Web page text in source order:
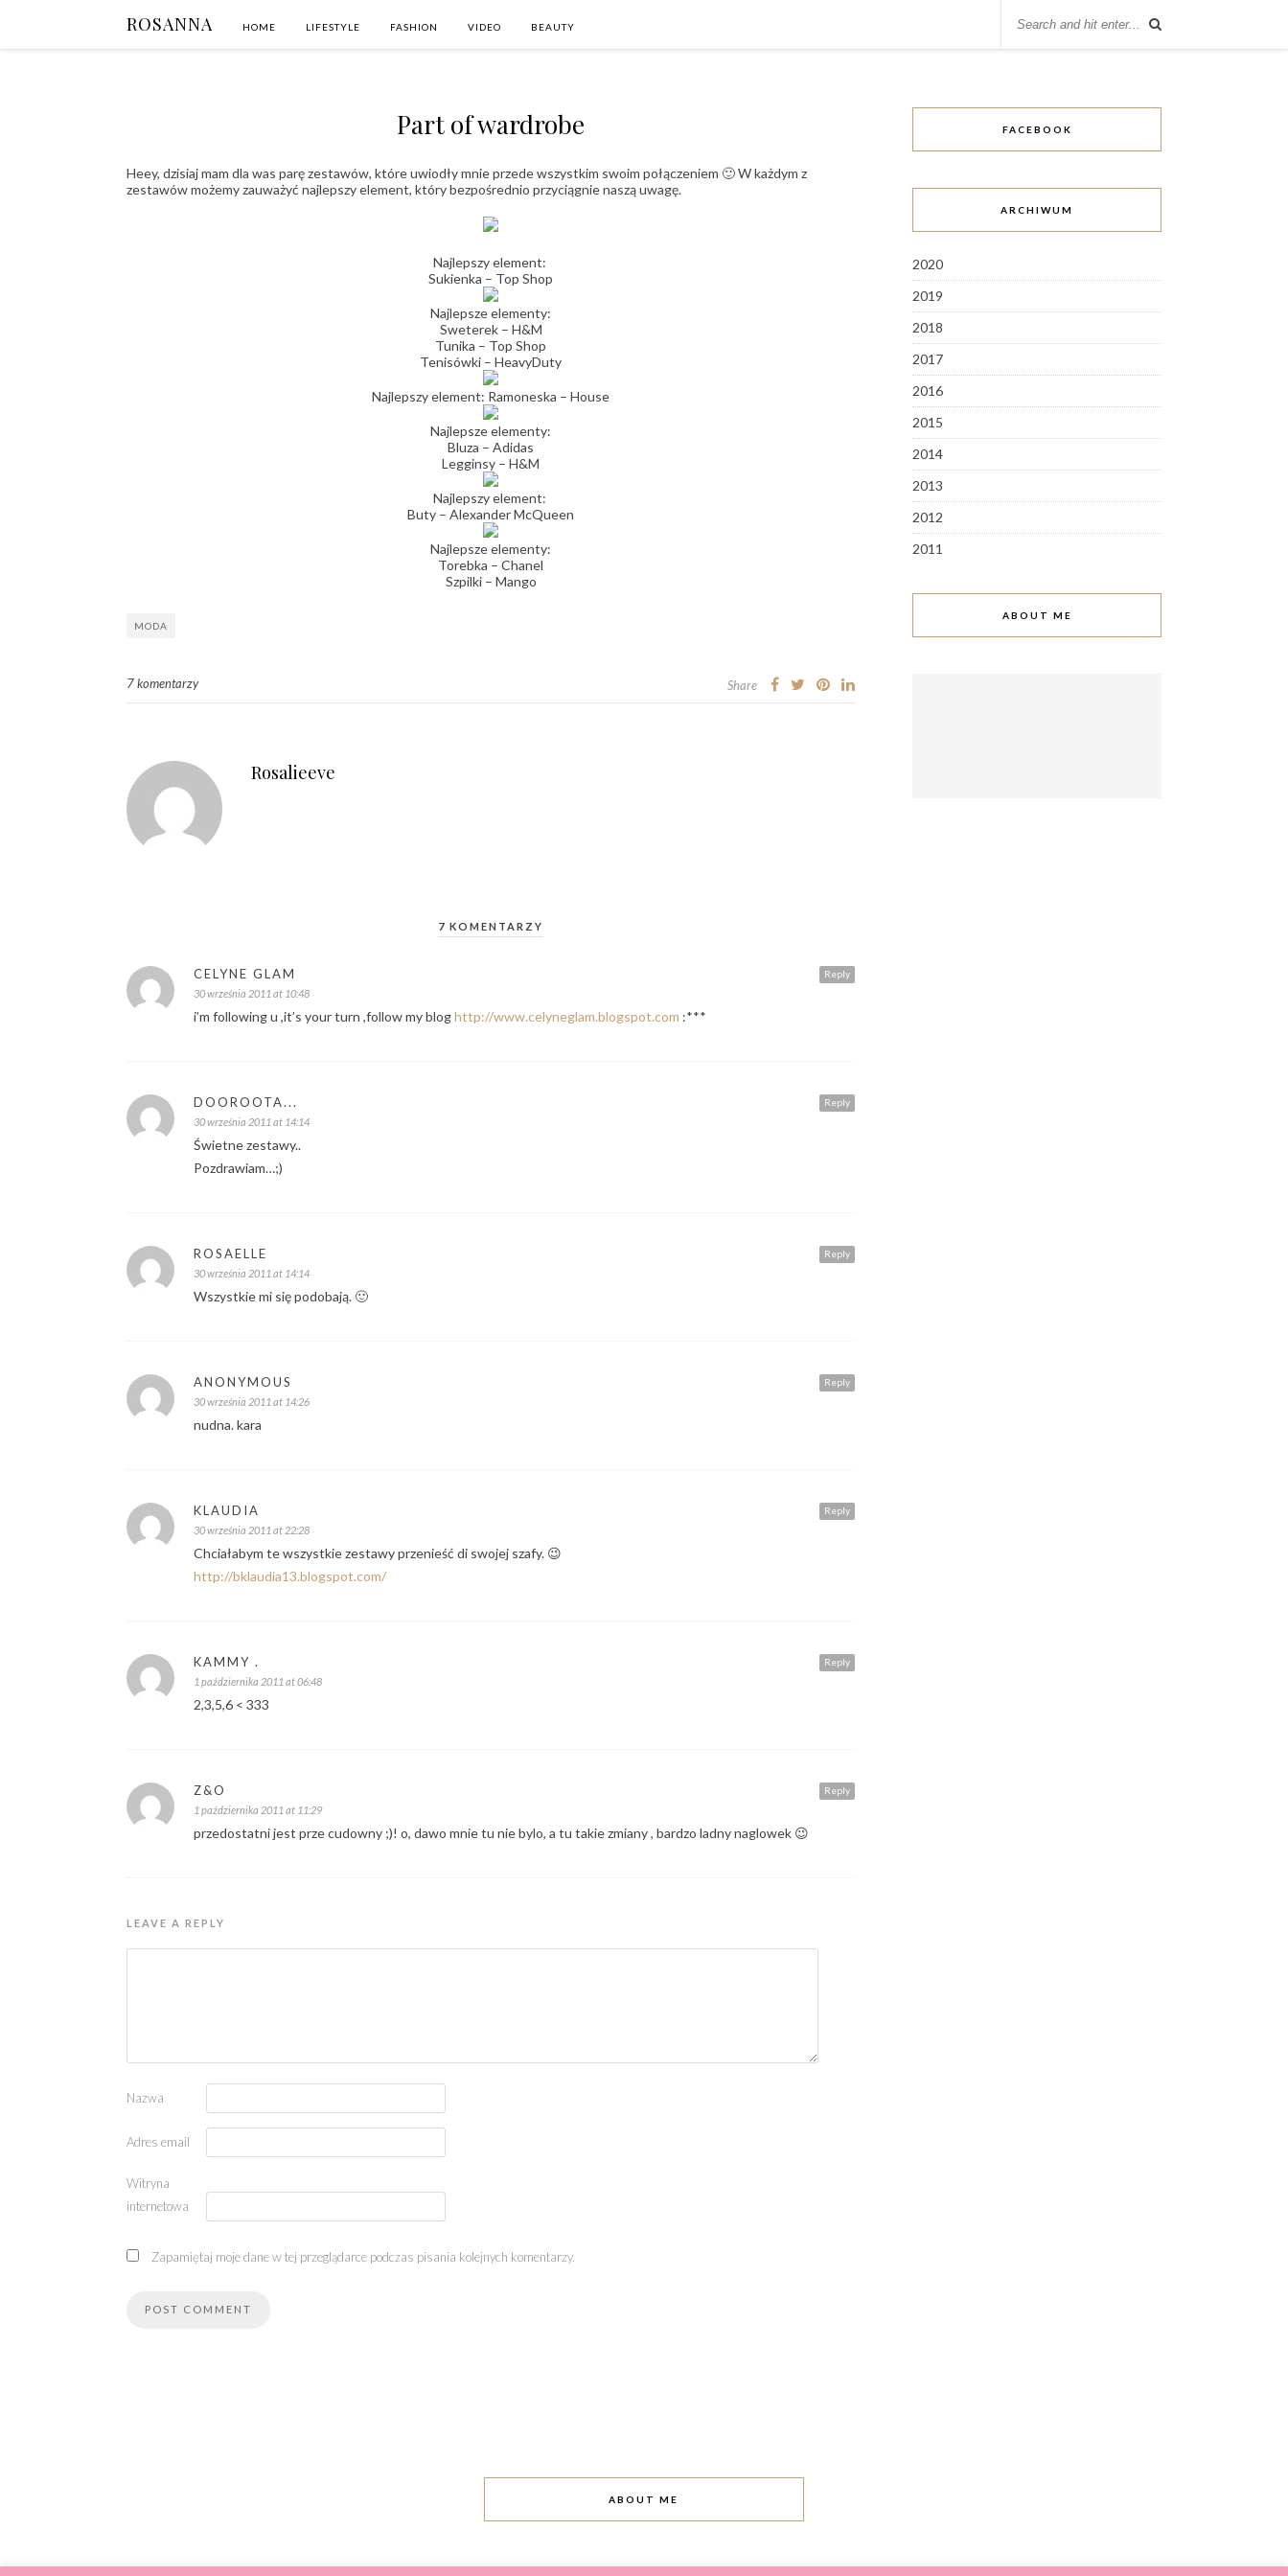
ROSANNA HOME LIFESTYLE FASHION VIDEO BEAUTY
Part of wardrobe
Heey, dzisiaj mam dla was parę zestawów, które uwiodły mnie przede wszystkim swoim połączeniem 🙂 W każdym z
zestawów możemy zauważyć najlepszy element, który bezpośrednio przyciągnie naszą uwagę.
Najlepszy element:
Sukienka – Top Shop
Najlepsze elementy:
Sweterek – H&M
Tunika – Top Shop
Tenisówki – HeavyDuty
Najlepszy element: Ramoneska – House
Najlepsze elementy:
Bluza – Adidas
Legginsy – H&M
Najlepszy element:
Buty – Alexander McQueen
Najlepsze elementy:
Torebka – Chanel
Szpilki – Mango
MODA
7 komentarzy Share
Rosalieeve
7 KOMENTARZY
Reply
CELYNE GLAM
30 września 2011 at 10:48
i’m following u ,it’s your turn ,follow my bloghttp://www.celyneglam.blogspot.com :***
Reply
DOOROOTA...
30 września 2011 at 14:14
Świetne zestawy..
Pozdrawiam…;)
Reply
ROSAELLE
30 września 2011 at 14:14
Wszystkie mi się podobają. 🙂
Reply
ANONYMOUS
30 września 2011 at 14:26
nudna. kara
Reply
KLAUDIA
30 września 2011 at 22:28
Chciałabym te wszystkie zestawy przenieść di swojej szafy. 😉
http://bklaudia13.blogspot.com/
Reply
KAMMY .
1 października 2011 at 06:48
2,3,5,6 < 333
Reply
Z&O
1 października 2011 at 11:29
przedostatni jest prze cudowny ;)! o, dawo mnie tu nie bylo, a tu takie zmiany , bardzo ladny naglowek 😉
LEAVE A REPLY
Nazwa
Adres email
Witryna
internetowa
Zapamiętaj moje dane w tej przeglądarce podczas pisania kolejnych komentarzy.
FACEBOOK
ARCHIWUM
2020
2019
2018
2017
2016
2015
2014
2013
2012
2011
ABOUT ME
ABOUT ME